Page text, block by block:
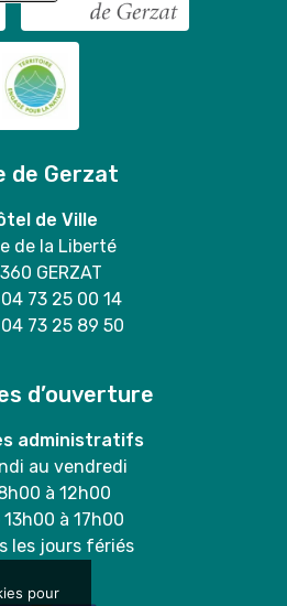
de Gerzat
de Ville
de la Liberté
GERZAT
04 73 25 00 14
73 25 89 50
d’ouverture
administratifs
au vendredi
à 12h00
à 17h00
les jours fériés
pour